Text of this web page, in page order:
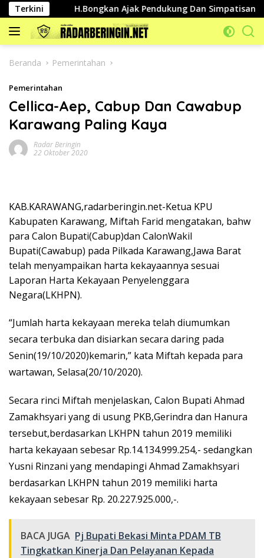
Langsung
ke
konten
Terkini H.Bongkan Ajak Pendukung Dan Simpatisannya
Beranda Pemerintahan
Pemerintahan
Cellica-Aep, Cabup Dan Cawabup
Karawang Paling Kaya
Radar Beringin
22 Oktober 2020
KAB.KARAWANG,radarberingin.net-Ketua KPU
Kabupaten Karawang, Miftah Farid mengatakan, bahw
para Calon Bupati(Cabup)dan CalonWakil
Bupati(Cawabup) pada Pilkada Karawang,Jawa Barat
telah menyampaikan harta kekayaannya sesuai
Laporan Harta Kekayaan Penyelenggara
Negara(LKHPN).
“Jumlah harta kekayaan mereka telah diumumkan
secara terbuka dan disiarkan secara daring pada
Senin(19/10/2020)kemarin,” kata Miftah kepada para
wartawan, Selasa(20/10/2020).
Secara rinci Miftah menjelaskan, Calon Bupati Ahmad
Zamakhsyari yang di usung PKB,Gerindra dan Hanura
tersebut,berdasarkan LKHPN tahun 2019 memiliki
harta kekayaan sebesar Rp.14.134.999.254,- sedangkan
Yusni Rinzani yang mendapingi Ahmad Zamakhsyari
berdasarkan LKHPN tahun 2019 memiliki harta
kekayaan sebesar Rp. 20.227.925.000,-.
BACA JUGA Pj Bupati Bekasi Minta PDAM TB
Tingkatkan Kinerja Dan Pelayanan Kepada